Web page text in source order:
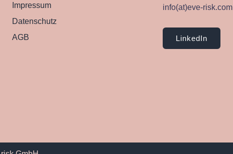
Impressum
Datenschutz
AGB
info(at)eve-risk.com
LinkedIn